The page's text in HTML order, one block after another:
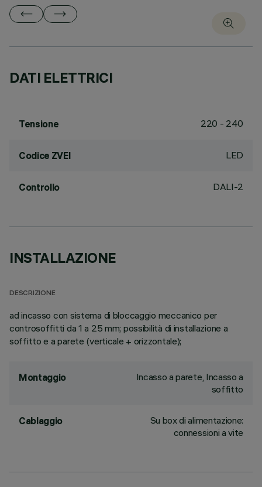
DATI ELETTRICI
Tensione 220 - 240
Codice ZVEI LED
Controllo DALI-2
INSTALLAZIONE
DESCRIZIONE
ad incasso con sistema di bloccaggio meccanico per
controsoffitti da 1 a 25 mm; possibilità di installazione a
soffitto e a parete (verticale + orizzontale);
Montaggio
Incasso a parete, Incasso a
soffitto
Cablaggio
Su box di alimentazione:
connessioni a vite